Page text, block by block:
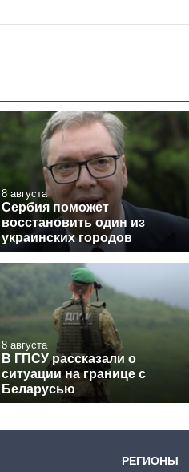
8 августа
Сербия поможет
восстановить один из
украинских городов
8 августа
В ГПСУ рассказали о
ситуации на границе с
Беларусью
РЕГИОНЫ